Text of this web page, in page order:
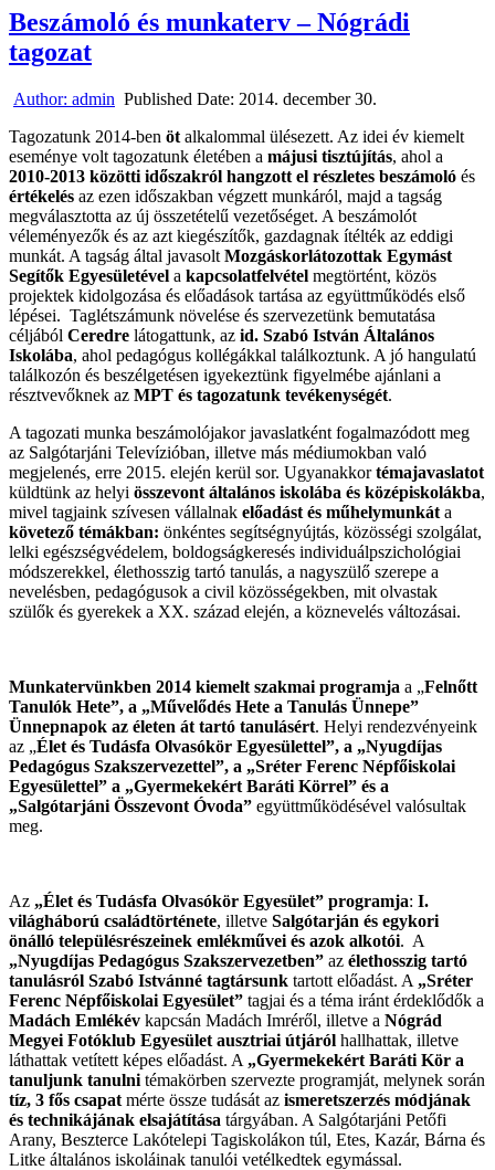
Beszámoló és munkaterv – Nógrádi
tagozat
Author: admin Published Date: 2014. december 30.
Tagozatunk 2014-ben öt alkalommal ülésezett. Az idei év kiemelt
eseménye volt tagozatunk életében a májusi tisztújítás, ahol a
2010-2013 közötti időszakról hangzott el részletes beszámoló és
értékelés az ezen időszakban végzett munkáról, majd a tagság
megválasztotta az új összetételű vezetőséget. A beszámolót
véleményezők és az azt kiegészítők, gazdagnak ítélték az eddigi
munkát. A tagság által javasolt Mozgáskorlátozottak Egymást
Segítők Egyesületével a kapcsolatfelvétel megtörtént, közös
projektek kidolgozása és előadások tartása az együttműködés első
lépései. Taglétszámunk növelése és szervezetünk bemutatása
céljából Ceredre látogattunk, az id. Szabó István Általános
Iskolába, ahol pedagógus kollégákkal találkoztunk. A jó hangulatú
találkozón és beszélgetésen igyekeztünk figyelmébe ajánlani a
résztvevőknek az MPT és tagozatunk tevékenységét.
A tagozati munka beszámolójakor javaslatként fogalmazódott meg
az Salgótarjáni Televízióban, illetve más médiumokban való
megjelenés, erre 2015. elején kerül sor. Ugyanakkortémajavaslatot
küldtünk az helyi összevont általános iskolába és középiskolákba,
mivel tagjaink szívesen vállalnak előadást és műhelymunkát a
követező témákban: önkéntes segítségnyújtás, közösségi szolgálat,
lelki egészségvédelem, boldogságkeresés individuálpszichológiai
módszerekkel, élethosszig tartó tanulás, a nagyszülő szerepe a
nevelésben, pedagógusok a civil közösségekben, mit olvastak
szülők és gyerekek a XX. század elején, a köznevelés változásai.
Munkatervünkben 2014 kiemelt szakmai programja a „Felnőtt
Tanulók Hete”, a „Művelődés Hete a Tanulás Ünnepe”
Ünnepnapok az életen át tartó tanulásért. Helyi rendezvényeink
az „Élet és Tudásfa Olvasókör Egyesülettel”, a „Nyugdíjas
Pedagógus Szakszervezettel”, a „Sréter Ferenc Népfőiskolai
Egyesülettel” a „Gyermekekért Baráti Körrel” és a
„Salgótarjáni Összevont Óvoda” együttműködésével valósultak
meg.
Az „Élet és Tudásfa Olvasókör Egyesület” programja: I.
világháború családtörténete, illetve Salgótarján és egykori
önálló településrészeinek emlékművei és azok alkotói. A
„Nyugdíjas Pedagógus Szakszervezetben” az élethosszig tartó
tanulásról Szabó Istvánné tagtársunk tartott előadást. A „Sréter
Ferenc Népfőiskolai Egyesület” tagjai és a téma iránt érdeklődők a
Madách Emlékév kapcsán Madách Imréről, illetve a Nógrád
Megyei Fotóklub Egyesület ausztriai útjáról hallhattak, illetve
láthattak vetített képes előadást. A „Gyermekekért Baráti Kör a
tanuljunk tanulni témakörben szervezte programját, melynek során
tíz, 3 fős csapat mérte össze tudását az ismeretszerzés módjának
és technikájának elsajátítása tárgyában. A Salgótarjáni Petőfi
Arany, Beszterce Lakótelepi Tagiskolákon túl, Etes, Kazár, Bárna és
Litke általános iskoláinak tanulói vetélkedtek egymással.